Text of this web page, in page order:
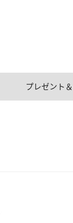
プレゼント